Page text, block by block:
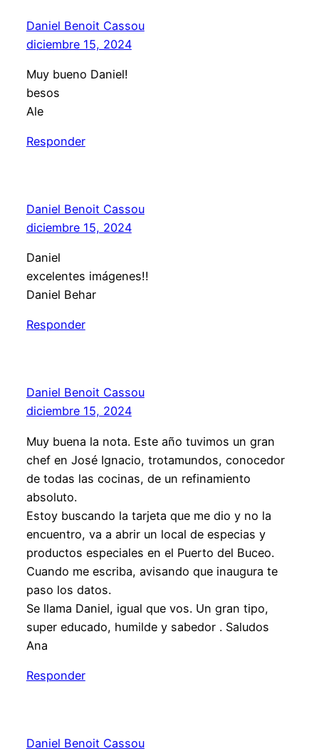
Daniel Benoit Cassou
diciembre 15, 2024
Muy bueno Daniel!
besos
Ale
Responder
Daniel Benoit Cassou
diciembre 15, 2024
Daniel
excelentes imágenes!!
Daniel Behar
Responder
Daniel Benoit Cassou
diciembre 15, 2024
Muy buena la nota. Este año tuvimos un gran
chef en José Ignacio, trotamundos, conocedor
de todas las cocinas, de un refinamiento
absoluto.
Estoy buscando la tarjeta que me dio y no la
encuentro, va a abrir un local de especias y
productos especiales en el Puerto del Buceo.
Cuando me escriba, avisando que inaugura te
paso los datos.
Se llama Daniel, igual que vos. Un gran tipo,
super educado, humilde y sabedor . Saludos
Ana
Responder
Daniel Benoit Cassou